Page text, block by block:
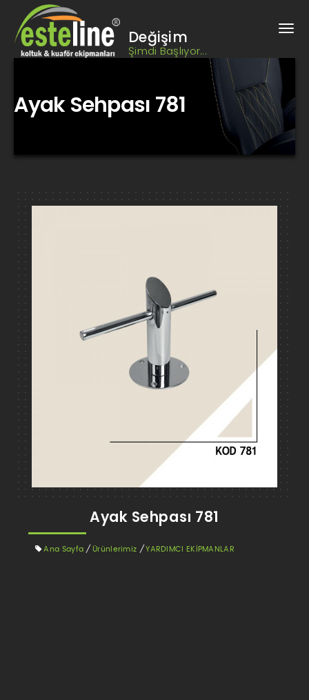
Değişim
Şimdi Başlıyor...
Ayak Sehpası 781
Kuaför Koltuğu, Berber Koltuğu, Kuaför Salonu Tasarımı, Berber
Salonu Tasarımı, Kuaför Tezgahı, Berber Tezgahı, kuaför
Ayak Sehpası 781
Ana Sayfa / Ürünlerimiz / YARDIMCI EKİPMANLAR